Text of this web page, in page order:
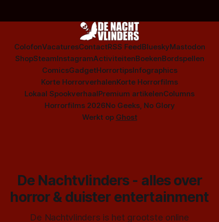
ColofonVacaturesContactRSS FeedBlueskyMastodon
ShopSteamInstagramActiviteitenBoekenBordspellen
ComicsGadgetHorrortipsInfographics
Korte HorrorverhalenKorte Horrorfilms
Lokaal SpookverhaalPremium artikelenColumns
Horrorfilms 2026No Geeks, No Glory
Werkt op Ghost
De Nachtvlinders - alles over
horror & duister entertainment
De Nachtvlinders is het grootste online